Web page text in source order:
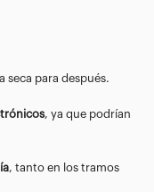
seca para después.
, ya que podrían
, tanto en los tramos